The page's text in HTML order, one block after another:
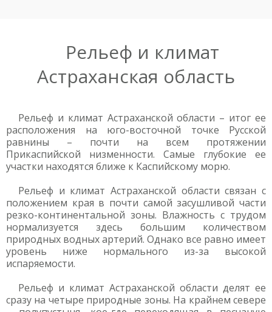
Рельеф и климат
Астраханская область
Рельеф и климат Астраханской области – итог ее
расположения на юго-восточной точке Русской
равнины – почти на всем протяжении
Прикаспийской низменности. Самые глубокие ее
участки находятся ближе к Каспийскому морю.
Рельеф и климат Астраханской области связан с
положением края в почти самой засушливой части
резко-континентальной зоны. Влажность с трудом
нормализуется здесь большим количеством
природных водных артерий. Однако все равно имеет
уровень ниже нормального из-за высокой
испаряемости.
Рельеф и климат Астраханской области делят ее
сразу на четыре природные зоны. На крайнем севере